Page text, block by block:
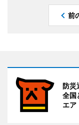
前
防災
全国
エア